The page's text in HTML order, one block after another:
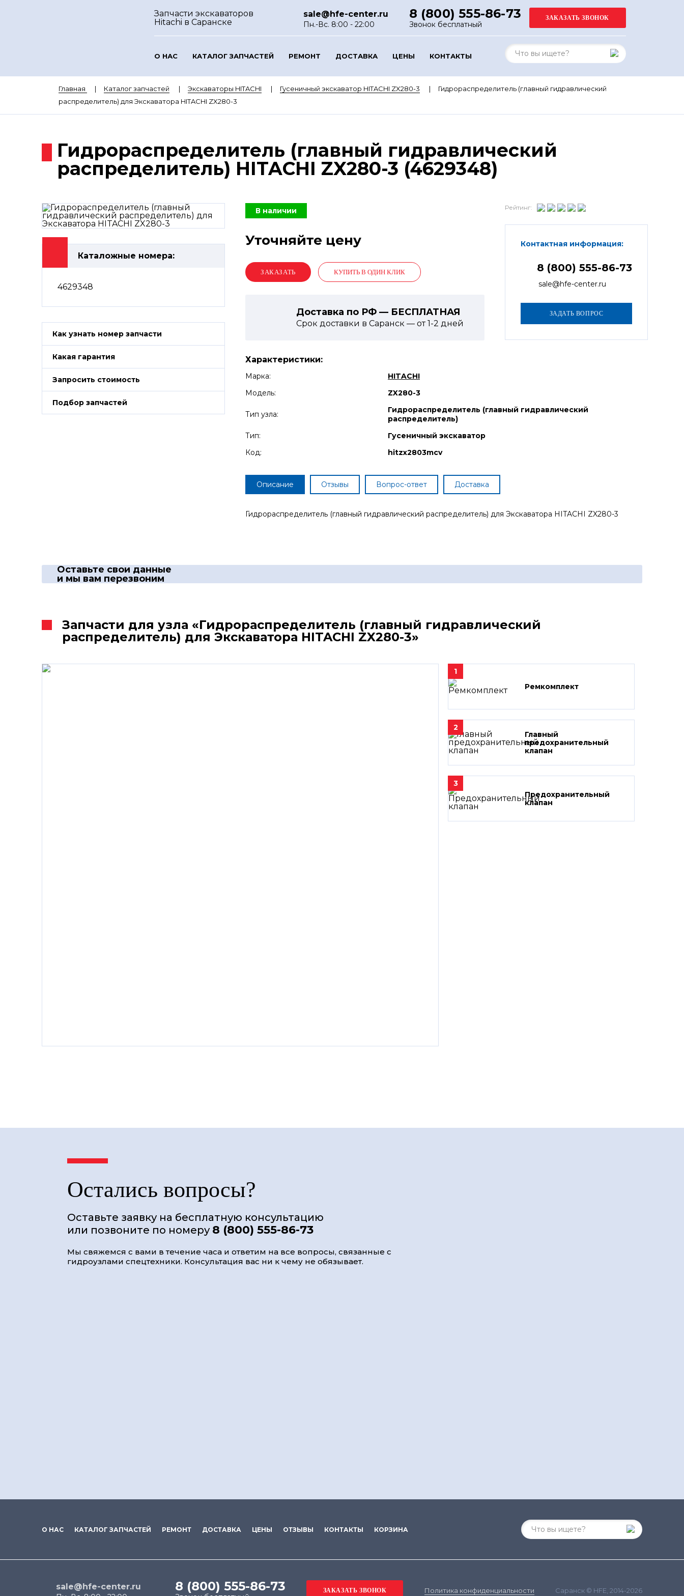
Запчасти экскаваторов
Hitachi в Саранске
sale@hfe-center.ru
Пн.-Вс. 8:00 - 22:00
8 (800) 555-86-73
Звонок бесплатный
О НАС КАТАЛОГ ЗАПЧАСТЕЙ РЕМОНТ ДОСТАВКА ЦЕНЫ КОНТАКТЫ
Главная Каталог запчастей Экскаваторы HITACHI Гусеничный экскаватор HITACHI ZX280-3
Гидрораспределитель (главный гидравлический
распределитель) для Экскаватора HITACHI ZX280-3
Гидрораспределитель (главный гидравлический
распределитель) HITACHI ZX280-3 (4629348)
Каталожные номера:
4629348
Как узнать номер запчасти
Какая гарантия
Запросить стоимость
Подбор запчастей
В наличии
Уточняйте цену
КУПИТЬ В ОДИН КЛИК
Доставка по РФ — БЕСПЛАТНАЯ
Срок доставки в Саранск — от1-2 дней
Рейтинг:
Контактная информация:
8 (800) 555-86-73
sale@hfe-center.ru
Характеристики:
Марка:
HITACHI
Модель:
ZX280-3
Тип узла:
Гидрораспределитель (главный гидравлический
распределитель)
Тип:
Гусеничный экскаватор
Код:
hitzx2803mcv
Описание Отзывы Вопрос-ответ Доставка
Гидрораспределитель (главный гидравлический распределитель) для Экскаватора HITACHI ZX280-3
Оставьте свои данные
и мы вам перезвоним
Запчасти для узла «Гидрораспределитель (главный гидравлический
распределитель) для Экскаватора HITACHI ZX280-3»
1
Ремкомплект
2
Главный
предохранительный
клапан
3
Предохранительный
клапан
Остались вопросы?
Оставьте заявку на бесплатную консультацию
или позвоните по номеру 8 (800) 555-86-73
Мы свяжемся с вами в течение часа и ответим на все вопросы, связанные с
гидроузлами спецтехники. Консультация вас ни к чему не обязывает.
О НАС КАТАЛОГ ЗАПЧАСТЕЙ РЕМОНТ ДОСТАВКА ЦЕНЫ ОТЗЫВЫ КОНТАКТЫ КОРЗИНА
sale@hfe-center.ru 8 (800) 555-86-73 Политика конфиденциальности Саранск © HFE, 2014-2026